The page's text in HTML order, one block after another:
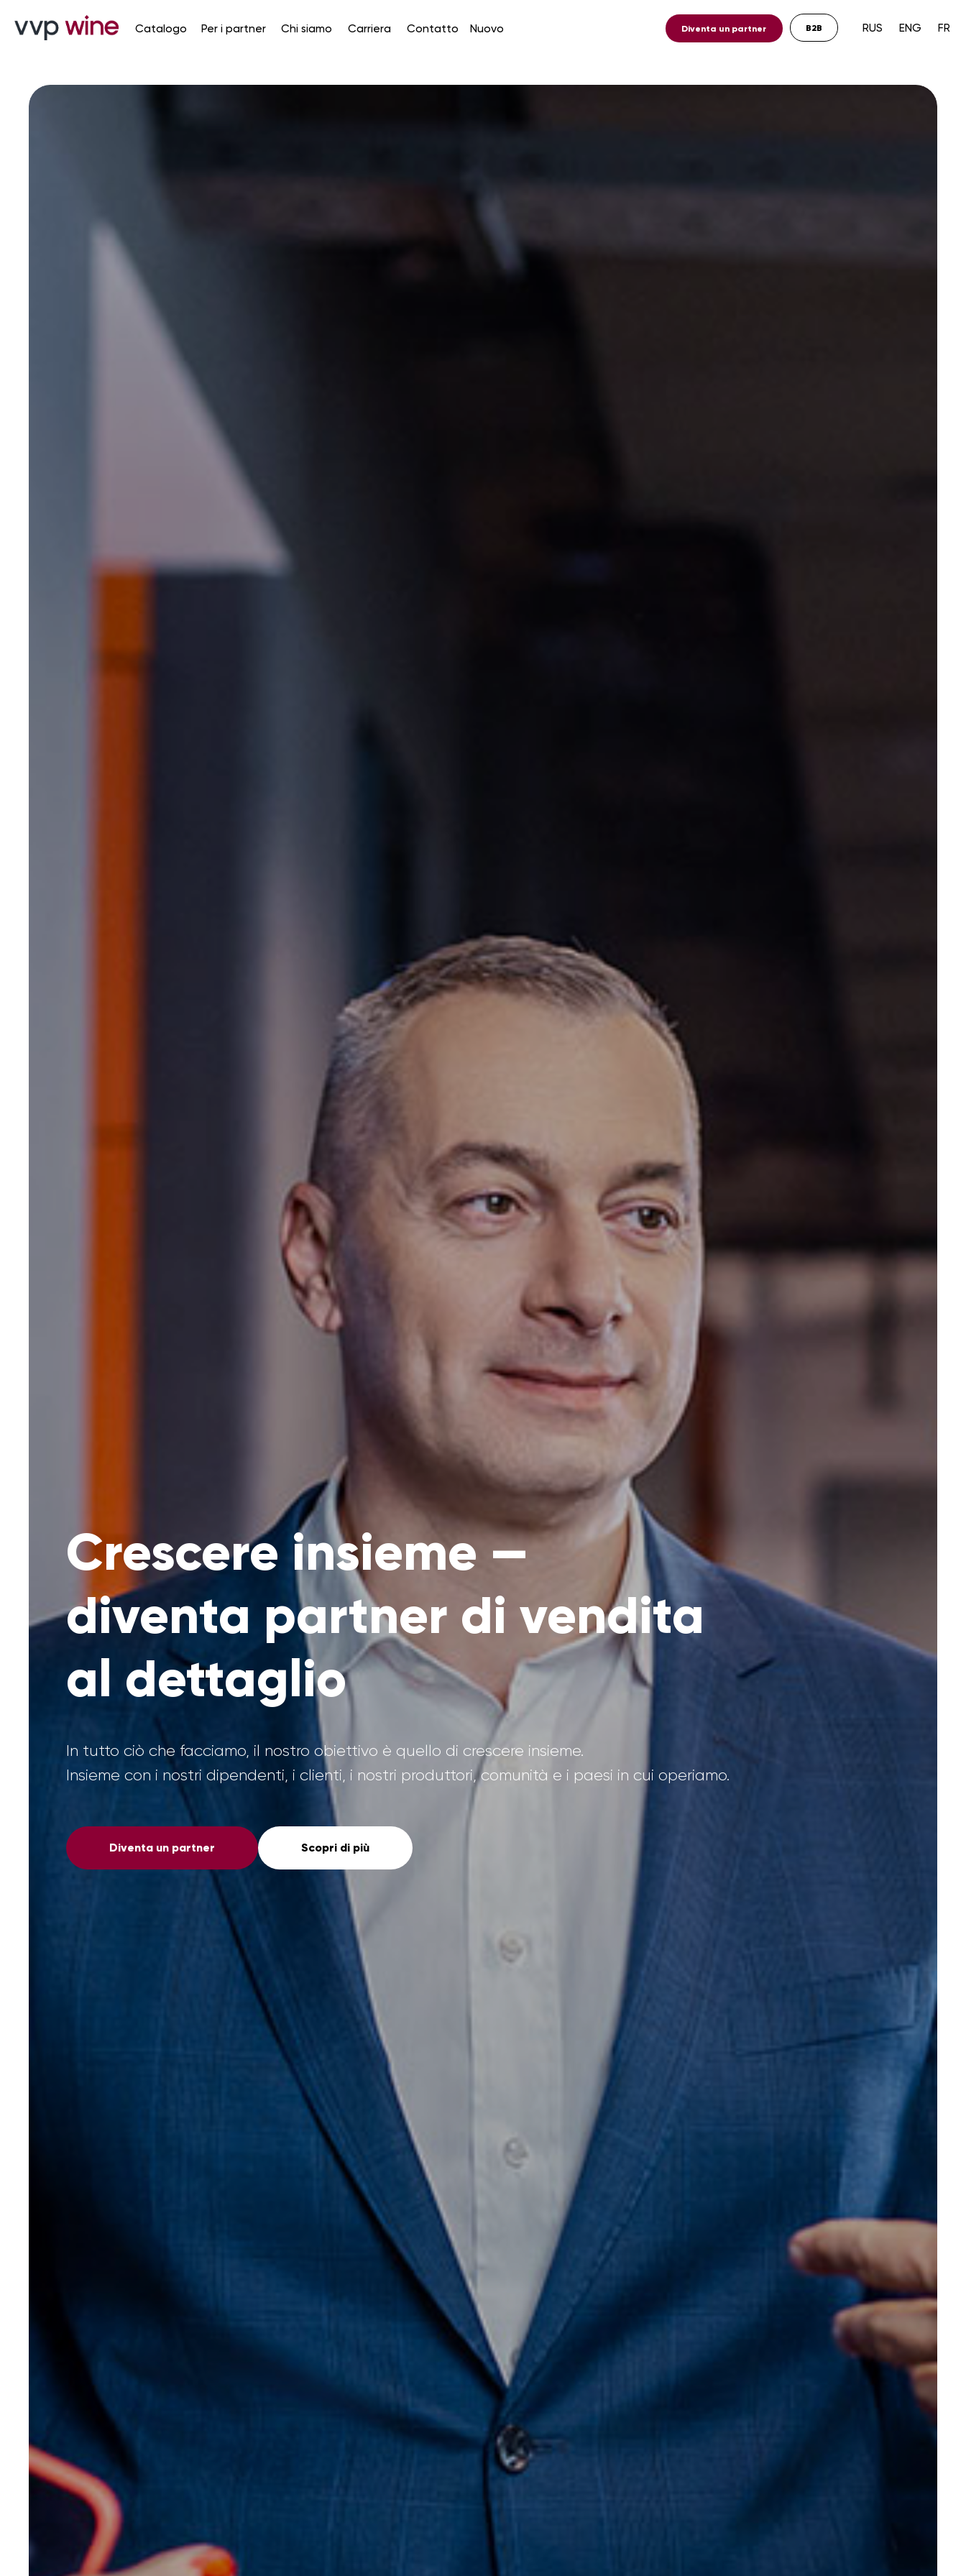
Catalogo Per i partner Chi siamo Carriera Nuovo
Contatto Diventa un partner FR
ENG
RUS
Crescere insieme —
diventa partner di vendita
al dettaglio
In tutto ciò che facciamo, il nostro obiettivo è quello di crescere insieme.
Insieme con i nostri dipendenti, i clienti, i nostri produttori, comunità e i paesi in cui operiamo.
Diventa un partner Scopri di più